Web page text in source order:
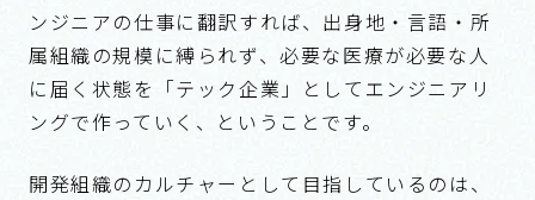
「なぜ作るか」「何を作るか・あえて作らないの
か」から議論を始める開発スタイルです。徹底は
まだですが、推進中です。AIによってコードを書
くこと自体のコストが下がっていく中で、エンジ
く、本質的な価値創出に明らかにシフトしていま